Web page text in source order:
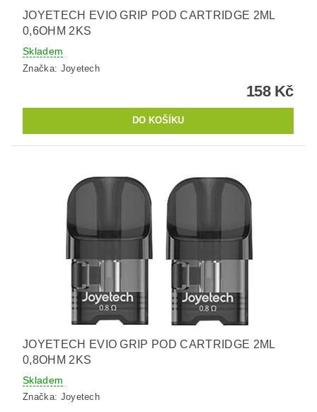
JOYETECH EVIO GRIP POD CARTRIDGE 2ML
0,6OHM 2KS
Skladem
Značka: Joyetech
158 Kč
JOYETECH EVIO GRIP POD CARTRIDGE 2ML
0,8OHM 2KS
Skladem
Značka: Joyetech